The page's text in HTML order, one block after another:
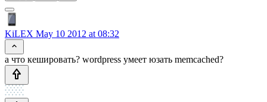
KiLEX May 10 2012 at 08:32
а что кешировать? wordpress умеет юзать memcached?